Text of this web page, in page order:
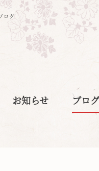
ログ
お知らせ ブログ